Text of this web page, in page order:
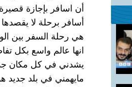
أن اسافر بإجازة
أسافر برحلة لا يقصدها
هي رحلة السفر بين
انها عالم واسع بكل
يشدني في كل مكان
مايهمني في بلد جديد